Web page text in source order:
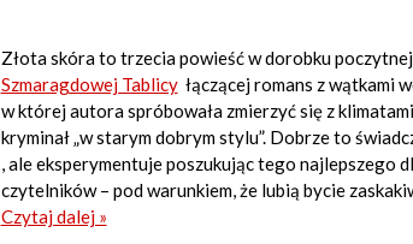
Złota skóra to trzecia powieść w dorobku
Szmaragdowej Tablicyłączącej romans z wątkami
w której autora spróbowała zmierzyć się z
kryminał „w starym dobrym stylu”. Dobrze to
, ale eksperymentuje poszukując tego
czytelników – pod warunkiem, że lubią bycie
Czytaj dalej »